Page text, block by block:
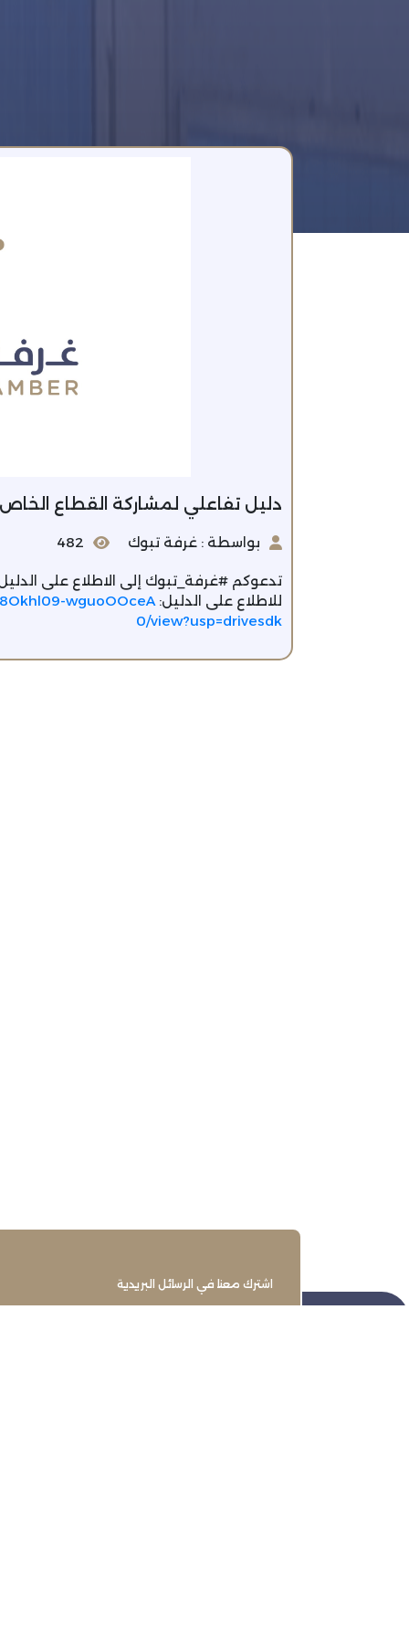
دليل تفاعلي لمشاركة القطاع
بواسطة : غرفة تبوك 482
تدعوكم #غرفة_تبوك إلى الاطلاع على
للاطلاع على الدليل:wguoOOceA
0/view?usp=drivesdk
اشترك معنا في الرسائل البريدية